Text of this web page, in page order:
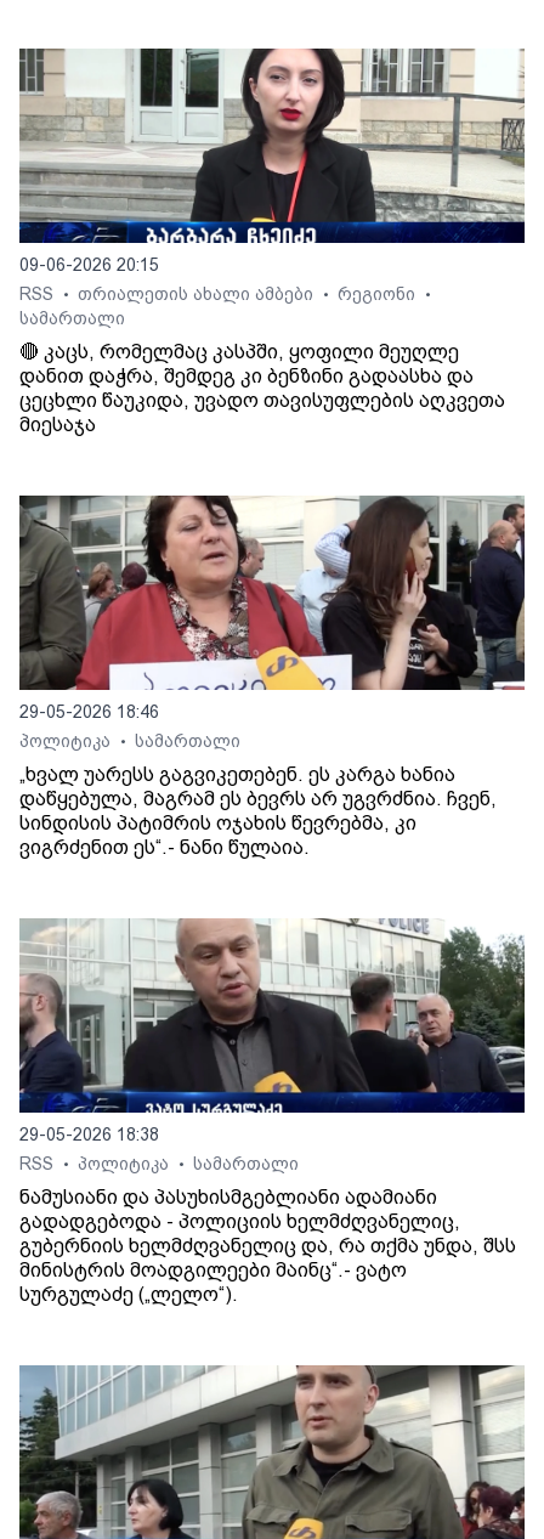
09-06-2026 20:15
RSS
• თრიალეთის ახალი ამბები • რეგიონი •
სამართალი
🔴 კაცს, რომელმაც კასპში, ყოფილი მეუღლე
დანით დაჭრა, შემდეგ კი ბენზინი გადაასხა და
ცეცხლი წაუკიდა, უვადო თავისუფლების აღკვეთა
მიესაჯა
29-05-2026 18:46
პოლიტიკა
• სამართალი
„ხვალ უარესს გაგვიკეთებენ. ეს კარგა ხანია
დაწყებულა, მაგრამ ეს ბევრს არ უგვრძნია. ჩვენ,
სინდისის პატიმრის ოჯახის წევრებმა, კი
ვიგრძენით ეს“.- ნანი წულაია.
29-05-2026 18:38
RSS
• პოლიტიკა • სამართალი
ნამუსიანი და პასუხისმგებლიანი ადამიანი
გადადგებოდა - პოლიციის ხელმძღვანელიც,
გუბერნიის ხელმძღვანელიც და, რა თქმა უნდა, შსს
მინისტრის მოადგილეები მაინც“.- ვატო
სურგულაძე („ლელო“).